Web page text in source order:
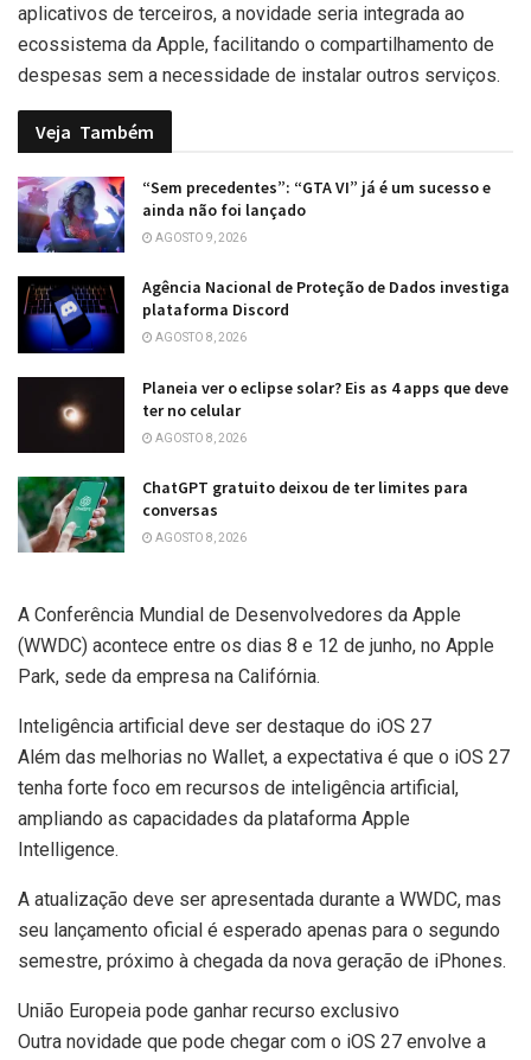
aplicativos de terceiros, a novidade seria integrada ao
ecossistema da Apple, facilitando o compartilhamento de
despesas sem a necessidade de instalar outros serviços.
Veja Também
“Sem precedentes”: “GTA VI” já é um sucesso e
ainda não foi lançado
AGOSTO 9, 2026
Agência Nacional de Proteção de Dados investiga
plataforma Discord
AGOSTO 8, 2026
Planeia ver o eclipse solar? Eis as 4 apps que deve
ter no celular
AGOSTO 8, 2026
ChatGPT gratuito deixou de ter limites para
conversas
AGOSTO 8, 2026
A Conferência Mundial de Desenvolvedores da Apple
(WWDC) acontece entre os dias 8 e 12 de junho, no Apple
Park, sede da empresa na Califórnia.
Inteligência artificial deve ser destaque do iOS 27
Além das melhorias no Wallet, a expectativa é que o iOS 27
tenha forte foco em recursos de inteligência artificial,
ampliando as capacidades da plataforma Apple
Intelligence.
A atualização deve ser apresentada durante a WWDC, mas
seu lançamento oficial é esperado apenas para o segundo
semestre, próximo à chegada da nova geração de iPhones.
União Europeia pode ganhar recurso exclusivo
Outra novidade que pode chegar com o iOS 27 envolve a